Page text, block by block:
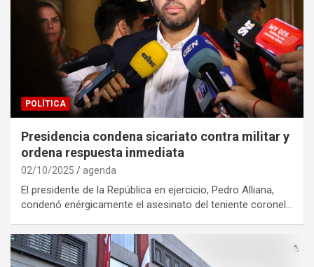
POLÍTICA
Presidencia condena sicariato contra militar y
ordena respuesta inmediata
02/10/2025 agenda
El presidente de la República en ejercicio, Pedro Alliana,
condenó enérgicamente el asesinato del teniente coronel…